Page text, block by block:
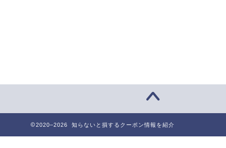
2020–2026 知らないと損するクーポン情報を紹介